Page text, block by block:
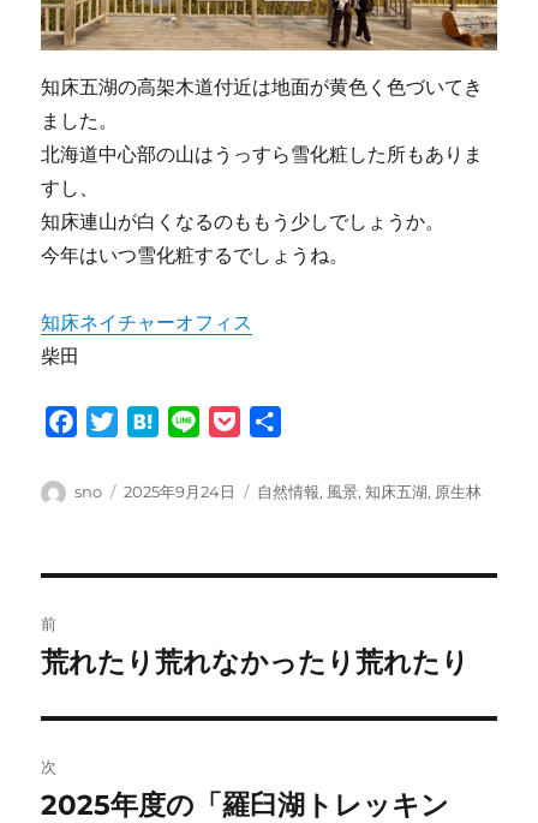
知床五湖の高架木道付近は地面が黄色く色づいてき
ました。
北海道中心部の山はうっすら雪化粧した所もありま
すし、
知床連山が白くなるのももう少しでしょうか。
今年はいつ雪化粧するでしょうね。
知床ネイチャーオフィス
柴田
c
o
i
e
H
t
a
n
c
t
投
sno
投
2025年9月24日
カ
自然情報, 風景,知床五湖, 原生林
稿
ビ
ゲ
前
前
投
稿:
荒れたり荒れなかったり荒れたり
次
次
2025年度の「羅臼湖トレッキン